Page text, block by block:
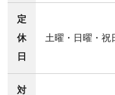
定
休
日
土曜・日曜・祝
対